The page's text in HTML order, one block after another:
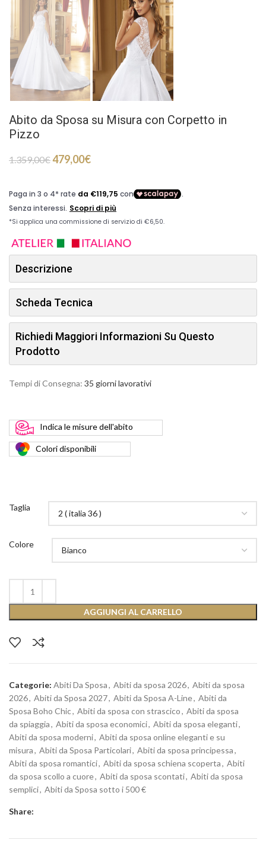
Abito da Sposa su Misura con Corpetto in
Pizzo
1.359,00€479,00€
Descrizione
Scheda Tecnica
Richiedi Maggiori Informazioni Su Questo
Prodotto
Tempi di Consegna: 35 giorni lavorativi
Indica le misure dell'abito
Coloridisponibili
Taglia
Colore
AGGIUNGI AL CARRELLO
Categorie: Abiti Da Sposa, Abiti da sposa 2026, Abiti da sposa
2026, Abiti da Sposa 2027, Abiti da Sposa A-Line, Abiti da
Sposa Boho Chic, Abiti da sposa con strascico, Abiti da sposa
da spiaggia, Abiti da sposa economici, Abiti da sposa eleganti,
Abiti da sposa moderni, Abiti da sposa online eleganti e su
misura, Abiti da Sposa Particolari, Abiti da sposa principessa,
Abiti da sposa romantici, Abiti da sposa schiena scoperta, Abiti
da sposa scollo a cuore, Abiti da sposa scontati, Abiti da sposa
semplici, Abiti da Sposa sotto i 500 €
Share: